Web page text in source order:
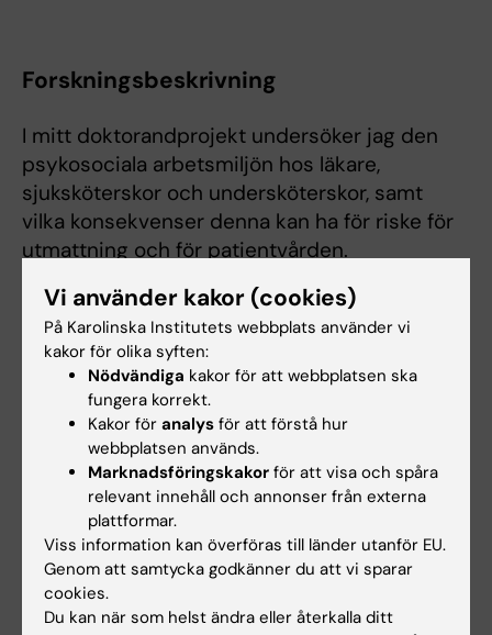
Forskningsbeskrivning
I mitt doktorandprojekt undersöker jag den
psykosociala arbetsmiljön hos läkare,
sjuksköterskor och undersköterskor, samt
vilka konsekvenser denna kan ha för riske för
utmattning och för patientvården.
Projektet baseras huvudsakligen på LOHHCs-
kohorten (Longitudinal Occupational Health
Survey for Health Care Professionals in
Sweden), samt på registerdata relaterade till
patientsäkerhet och vårdutfall. Projektet
finansieras av Vetenskapsrådet
(projektnummer 2022-00806).
Forskningsområden:
Arbetsmedicin och miljömedicin
Epidemiologi
Vi använder kakor (cookies)
På Karolinska Institutets webbplats använder vi
kakor för olika syften:
Nödvändiga kakor för att webbplatsen ska
fungera korrekt.
Kakor för analys för att förstå hur
webbplatsen används.
Marknadsföringskakor för att visa och spåra
relevant innehåll och annonser från externa
plattformar.
Viss information kan överföras till länder utanför EU.
Genom att samtycka godkänner du att vi sparar
cookies.
Du kan när som helst ändra eller återkalla ditt